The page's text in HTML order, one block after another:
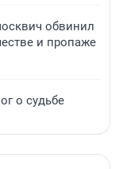
обвинил
и пропаже
о судьбе